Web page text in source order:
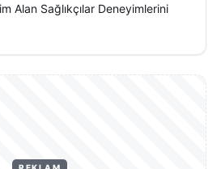
Alan Sağlıkçılar Deneyimlerini
REKLAM